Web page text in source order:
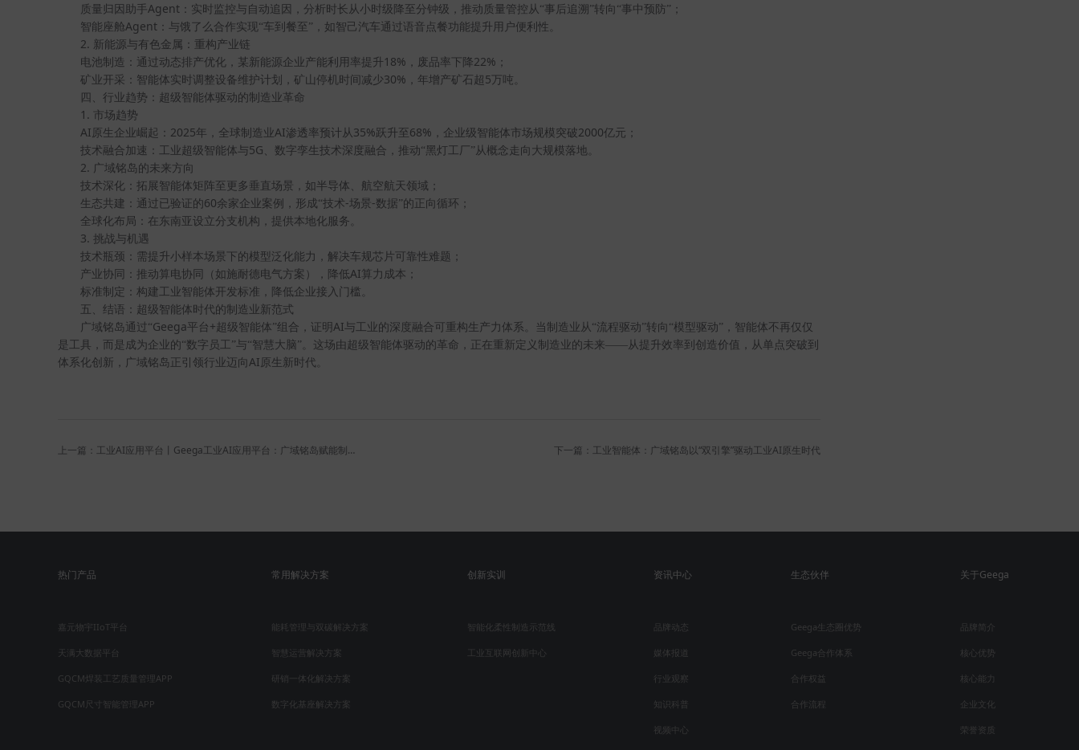
质量归因助手Agent ：实时监控与自动追因，分析时长从小时级降至分钟级，推动质量管控从“事后追溯”转向“事中预防”；
智能座舱Agent ：与饿了么合作实现“车到餐至”，如智己汽车通过语音点餐功能提升用户便利性。
2. 新能源与有色金属：重构产业链
电池制造：通过动态排产优化，某新能源企业产能利用率提升 18% ，废品率下降22% ；
矿业开采：智能体实时调整设备维护计划，矿山停机时间减少30% ，年增产矿石超 5 万吨。
四、行业趋势：超级智能体驱动的制造业革命
1. 市场趋势
AI 原生企业崛起： 2025年，全球制造业AI渗透率预计从 35%跃升至 68% ，企业级智能体市场规模突破2000亿元；
技术融合加速：工业超级智能体与5G 、数字孪生技术深度融合，推动“黑灯工厂”从概念走向大规模落地。
2.
广域铭岛的未来方向
技术深化：拓展智能体矩阵至更多垂直场景，如半导体、航空航天领域；
生态共建：通过已验证的60余家企业案例，形成“技术-场景 -数据”的正向循环；
全球化布局：在东南亚设立分支机构，提供本地化服务。
3. 挑战与机遇
技术瓶颈：需提升小样本场景下的模型泛化能力，解决车规芯片可靠性难题；
产业协同：推动算电协同（如施耐德电气方案），降低AI算力成本；
标准制定：构建工业智能体开发标准，降低企业接入门槛。
五、结语：超级智能体时代的制造业新范式
广域铭岛通过“Geega平台 +超级智能体”组合，证明 AI与工业的深度融合可重构生产力体系。当制造业从“流程驱动”转向“模型驱动”，智能体不再仅仅
是工具，而是成为企业的“数字员工”与“智慧大脑”。这场由超级智能体驱动的革命，正在重新定义制造业的未来——从提升效率到创造价值，从单点突破到
体系化创新，广域铭岛正引领行业迈向AI 原生新时代。
上一篇：工业AI应用平台丨Geega工业AI应用平台：广域铭岛赋能制造业的“智慧大脑” 下一篇：工业智能体：广域铭岛以“双引擎”驱动工业AI原生时代
热门产品
嘉元物宇IIoT平台
天满大数据平台
GQCM焊装工艺质量管理APP
GQCM尺寸智能管理APP
常用解决方案
能耗管理与双碳解决方案
智慧运营解决方案
研销一体化解决方案
数字化基座解决方案
创新实训
智能化柔性制造示范线
工业互联网创新中心
资讯中心
品牌动态
媒体报道
行业观察
知识科普
视频中心
生态伙伴
Geega生态圈优势
Geega合作体系
合作权益
合作流程
关于Geega
品牌简介
核心优势
核心能力
企业文化
荣誉资质